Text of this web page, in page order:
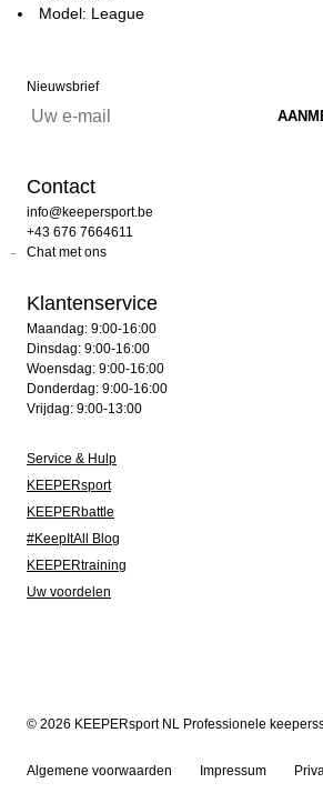
Model: League
Nieuwsbrief
Contact
info@keepersport.be
+43 676 7664611
Chat met ons
Klantenservice
Maandag: 9:00-16:00
Dinsdag: 9:00-16:00
Woensdag: 9:00-16:00
Donderdag: 9:00-16:00
Vrijdag: 9:00-13:00
Service & Hulp
KEEPERsport
KEEPERbattle
#KeepItAll Blog
KEEPERtraining
Uw voordelen
© 2026 KEEPERsport NL Professionele
Algemene voorwaarden Impressum